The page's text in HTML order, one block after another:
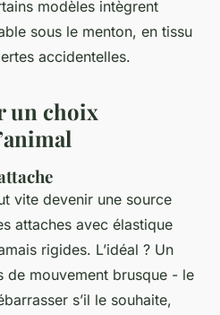
modèles intègrent
sous le menton, en tissu
accidentelles.
un choix
vite devenir une source
attaches avec élastique
rigides. L’idéal ? Un
de mouvement brusque - le
s’il le souhaite,